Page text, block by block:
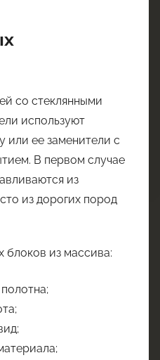
со стеклянными
используют
или ее заменители с
В первом случае
из
из дорогих пород
из массива: